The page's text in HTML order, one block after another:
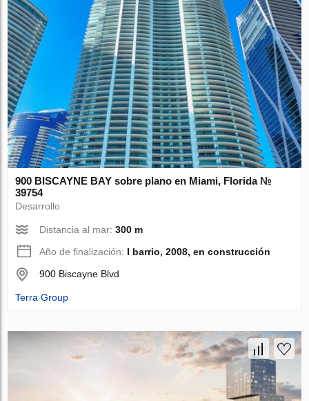
900 BISCAYNE BAY sobre plano en Miami, Florida №
39754
Desarrollo
Distancia al mar:300 m
Año de finalización: I barrio, 2008, en construcción
900 Biscayne Blvd
Terra Group